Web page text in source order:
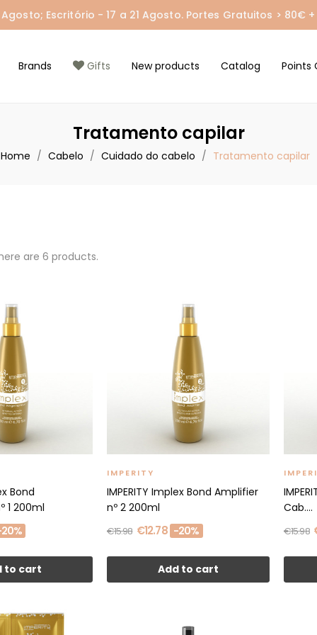
Escritório - 17 a 21 Agosto. Portes Gratuitos > 80€
Brands Gifts New products Catalog Points
Tratamento capilar
Home Cabelo Cuidado do cabelo Tratamento capilar
are 6 products.
Bond
1 200ml
to cart
IMPERITY
IMPERITY Implex Bond Amplifier
nº 2 200ml
€15.98 €12.78 -20%
Add to cart
Cab....
€15.98